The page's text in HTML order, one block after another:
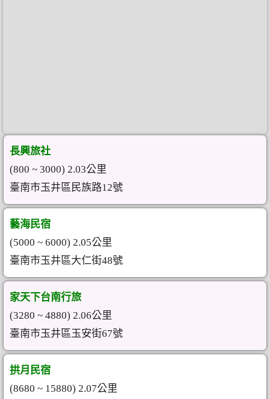
長興旅社
(800 ~ 3000) 2.03公里
臺南市玉井區民族路12號
藝海民宿
(5000 ~ 6000) 2.05公里
臺南市玉井區大仁街48號
家天下台南行旅
(3280 ~ 4880) 2.06公里
臺南市玉井區玉安街67號
拱月民宿
(8680 ~ 15880) 2.07公里